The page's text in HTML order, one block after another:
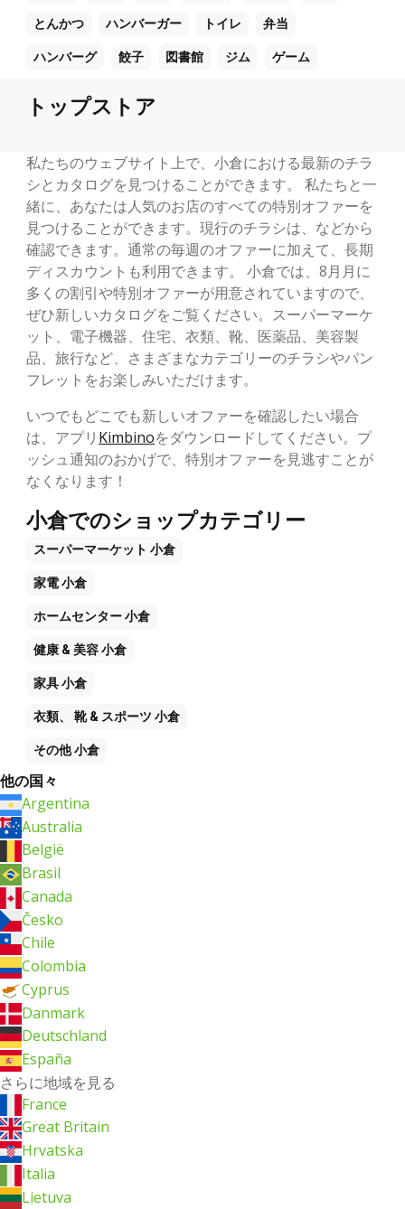
とんかつ ハンバーガー トイレ 弁当
ハンバーグ 餃子 図書館 ジム ゲーム
トップストア
私たちのウェブサイト上で、小倉における最新のチラ
シとカタログを見つけることができます。 私たちと一
緒に、あなたは人気のお店のすべての特別オファーを
見つけることができます。現行のチラシは、などから
確認できます。通常の毎週のオファーに加えて、長期
ディスカウントも利用できます。 小倉では、8月月に
多くの割引や特別オファーが用意されていますので、
ぜひ新しいカタログをご覧ください。スーパーマーケ
ット、電子機器、住宅、衣類、靴、医薬品、美容製
品、旅行など、さまざまなカテゴリーのチラシやパン
フレットをお楽しみいただけます。
いつでもどこでも新しいオファーを確認したい場合
は、アプリ Kimbinoをダウンロードしてください。プ
ッシュ通知のおかげで、特別オファーを見逃すことが
なくなります！
小倉でのショップカテゴリー
スーパーマーケット 小倉
家電小倉
ホームセンター小倉
健康 & 美容小倉
家具小倉
衣類、 靴 & スポーツ 小倉
その他小倉
他の国々
Argentina
Australia
België
Brasil
Canada
Česko
Chile
Colombia
Cyprus
Danmark
Deutschland
España
さらに地域を見る
France
Great Britain
Hrvatska
Italia
Lietuva